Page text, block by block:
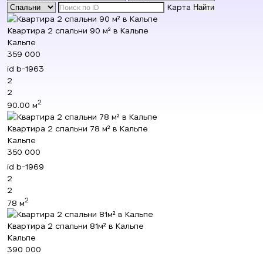
Карта Найти
Квартира 2 спальни 90 м² в Кальпе
Кальпе
359 000
id b-1963
2
2
90.00 м2
Квартира 2 спальни 78 м² в Кальпе
Кальпе
350 000
id b-1969
2
2
78 м2
Квартира 2 спальни 81м² в Кальпе
Кальпе
390 000